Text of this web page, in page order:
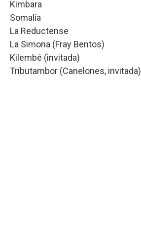
Kimbara
Somalía
La Reductense
La Simona (Fray Bentos)
Kilembé (invitada)
Tributambor (Canelones, invitada)